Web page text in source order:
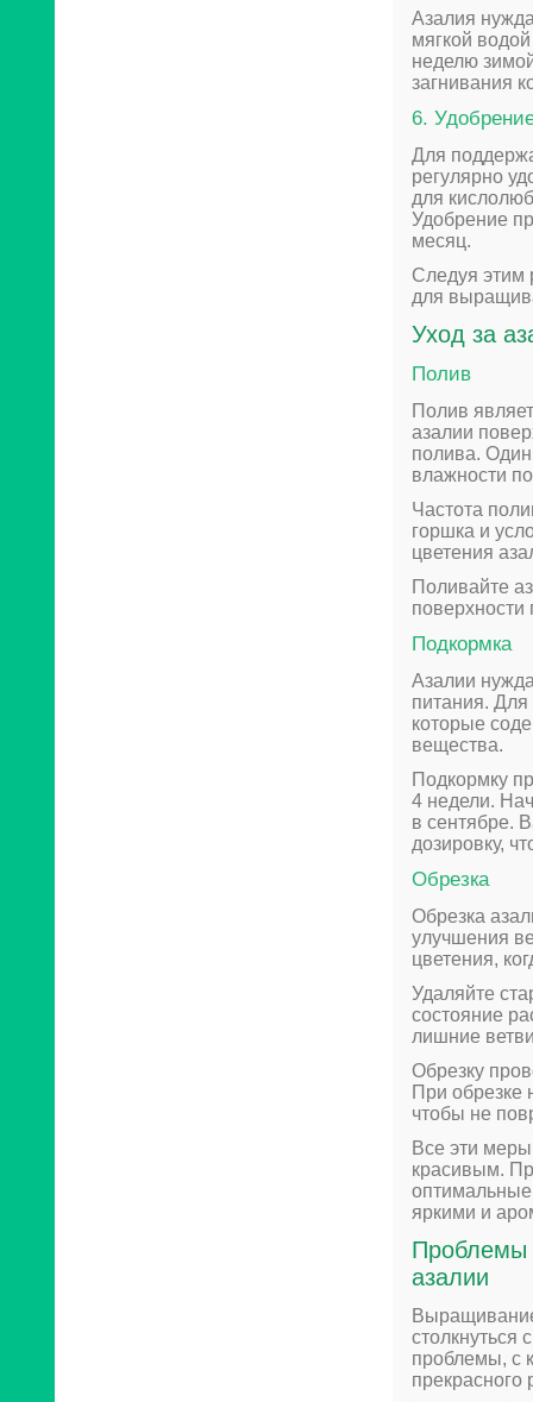
Азалия
мягкой
неделю
загнивания
6.
Для
регулярно
для
Удобрение
месяц.
Следуя этим
для
Уход за
Полив
Полив
азалии
полива.
влажности
Частота
горшка и
цветения
Поливайте
поверхности
Подкормка
Азалии
питания. Для
которые
вещества.
Подкормку
4 недели.
в сентябре.
дозировку,
Обрезка
Обрезка
улучшения
цветения,
Удаляйте
состояние
лишние
Обрезку
При обрезке
чтобы не
Все эти
красивым.
оптимальные
яркими и
Проблемы
азалии
проблемы, с
прекрасного